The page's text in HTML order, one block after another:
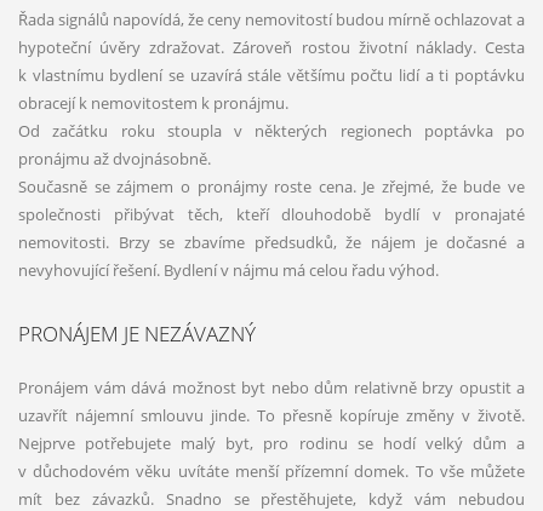
Řada signálů napovídá, že ceny nemovitostí budou mírně ochlazovat a
hypoteční úvěry zdražovat. Zároveň rostou životní náklady. Cesta
k vlastnímu bydlení se uzavírá stále většímu počtu lidí a ti poptávku
obracejí k nemovitostem k pronájmu.
Od začátku roku stoupla v některých regionech poptávka po
pronájmu až dvojnásobně.
Současně se zájmem o pronájmy roste cena. Je zřejmé, že bude ve
společnosti přibývat těch, kteří dlouhodobě bydlí v pronajaté
nemovitosti. Brzy se zbavíme předsudků, že nájem je dočasné a
nevyhovující řešení. Bydlení v nájmu má celou řadu výhod.
PRONÁJEM JE NEZÁVAZNÝ
Pronájem vám dává možnost byt nebo dům relativně brzy opustit a
uzavřít nájemní smlouvu jinde. To přesně kopíruje změny v životě.
Nejprve potřebujete malý byt, pro rodinu se hodí velký dům a
v důchodovém věku uvítáte menší přízemní domek. To vše můžete
mít bez závazků. Snadno se přestěhujete, když vám nebudou